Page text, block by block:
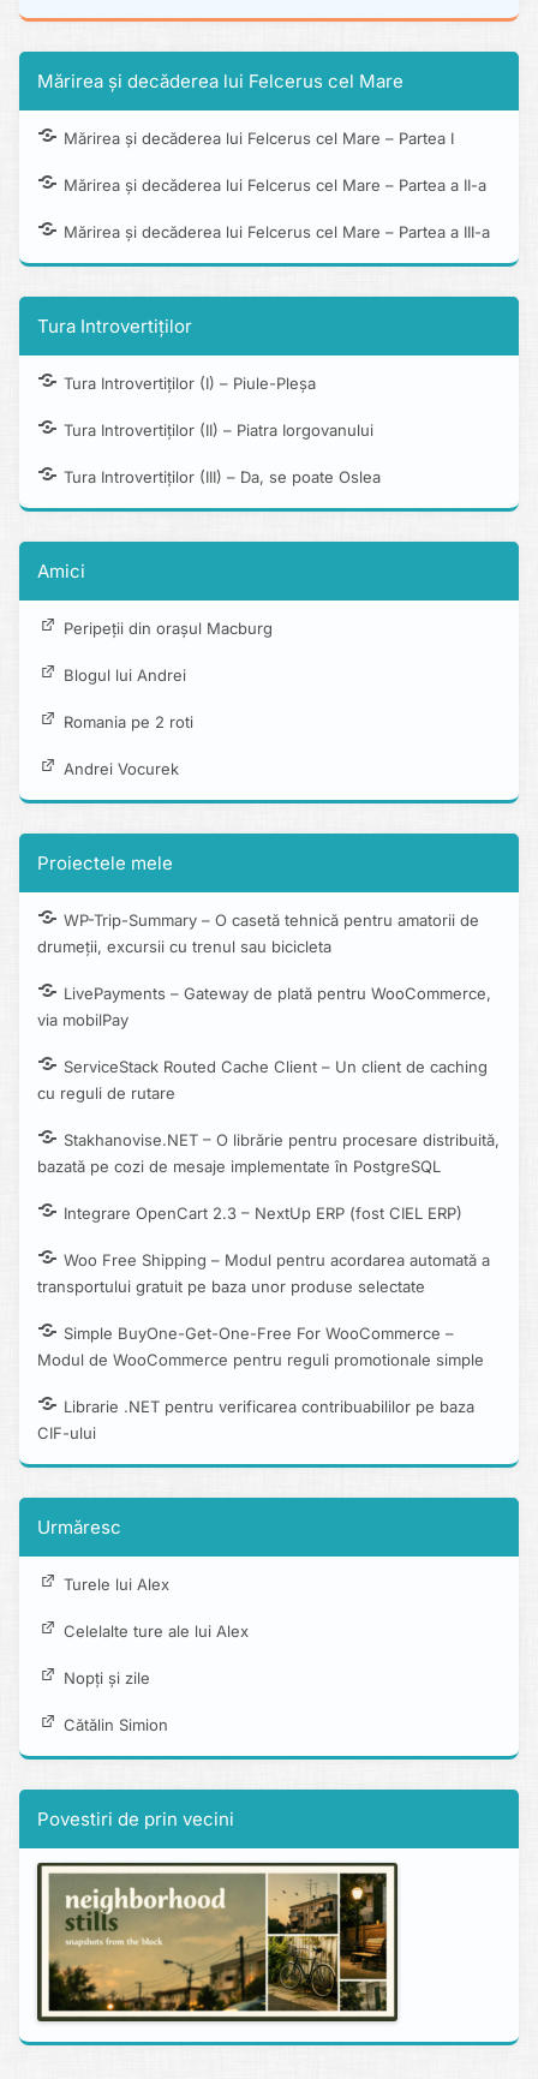
Mărirea și decăderea lui Felcerus cel Mare
Mărirea și decăderea lui Felcerus cel Mare – Partea I
Mărirea și decăderea lui Felcerus cel Mare – Partea a II-a
Mărirea și decăderea lui Felcerus cel Mare – Partea a III-a
Tura Introvertiților
Tura Introvertiților (I) – Piule-Pleșa
Tura Introvertiților (II) – Piatra Iorgovanului
Tura Introvertiților (III) – Da, se poate Oslea
Amici
Peripeții din orașul Macburg
Blogul lui Andrei
Romania pe 2 roti
Andrei Vocurek
Proiectele mele
WP-Trip-Summary – O casetă tehnică pentru amatorii de
drumeții, excursii cu trenul sau bicicleta
LivePayments – Gateway de plată pentru WooCommerce,
via mobilPay
ServiceStack Routed Cache Client – Un client de caching
cu reguli de rutare
Stakhanovise.NET – O librărie pentru procesare distribuită,
bazată pe cozi de mesaje implementate în PostgreSQL
Integrare OpenCart 2.3 – NextUp ERP (fost CIEL ERP)
Woo Free Shipping – Modul pentru acordarea automată a
transportului gratuit pe baza unor produse selectate
Simple BuyOne-Get-One-Free For WooCommerce –
Modul de WooCommerce pentru reguli promotionale simple
Librarie .NET pentru verificarea contribuabililor pe baza
CIF-ului
Urmăresc
Turele lui Alex
Celelalte ture ale lui Alex
Nopți și zile
Cătălin Simion
Povestiri de prin vecini